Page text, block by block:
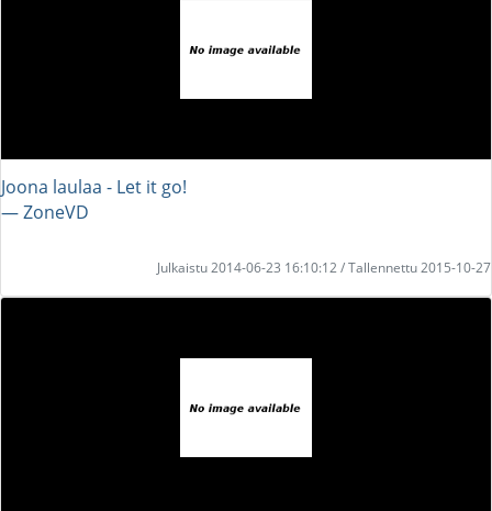
Joona laulaa - Let it go!
― ZoneVD
Julkaistu 2014-06-23 16:10:12 / Tallennettu 2015-10-27